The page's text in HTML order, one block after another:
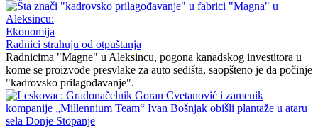
Ekonomija
Radnici strahuju od otpuštanja
Radnicima "Magne" u Aleksincu, pogona kanadskog investitora u
kome se proizvode presvlake za auto sedišta, saopšteno je da počinje
"kadrovsko prilagođavanje".